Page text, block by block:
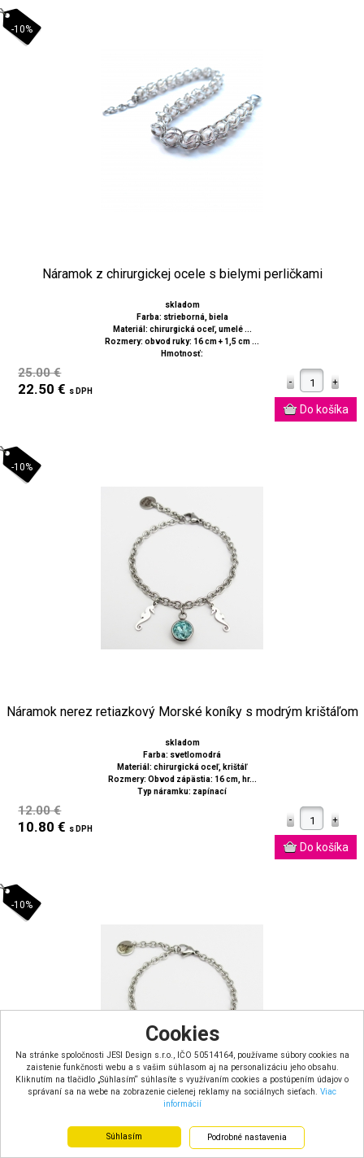
Cookies
Na stránke spoločnosti JESI Design s.r.o., IČO 50514164, používame súbory cookies na
zaistenie funkčnosti webu a s vašim súhlasom aj na personalizáciu jeho obsahu.
Kliknutím na tlačidlo „Súhlasím“ súhlasíte s využívaním cookies a postúpením údajov o
správaní sa na webe na zobrazenie cielenej reklamy na sociálnych sieťach. Viac
informácií
Súhlasím Podrobné nastavenia
-10%
Náramok z chirurgickej ocele s bielymi perličkami
skladom
Farba: strieborná, biela
Materiál: chirurgická oceľ, umelé ...
Rozmery: obvod ruky: 16 cm + 1,5 cm ...
Hmotnosť:
25.00 €
22.50 € s DPH
-10%
Náramok nerez retiazkový Morské koníky s modrým krištáľom
skladom
Farba: svetlomodrá
Materiál: chirurgická oceľ, krištáľ
Rozmery: Obvod zápästia: 16 cm, hr...
Typ náramku: zapínací
12.00 €
10.80 € s DPH
-10%
Náramok nerez retiazkový Srdiečka s červeným krištáľom